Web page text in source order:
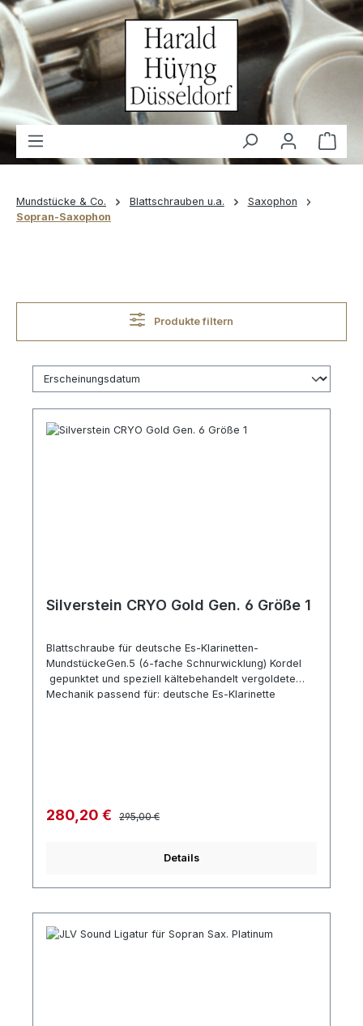
springen
Mundstücke & Co. Blattschrauben u.a.
Saxophon
Sopran-Saxophon
Produkte filtern
Silverstein CRYO Gold Gen. 6 Größe 1
Blattschraube für deutsche Es-Klarinetten-
MundstückeGen.5 (6-fache Schnurwicklung) Kordel
gepunktet und speziell kältebehandelt vergoldete
Mechanik passend für: deutsche Es-Klarinette
Verkaufspreis:
280,20 € Regulärer Preis:
295,00 €
Details